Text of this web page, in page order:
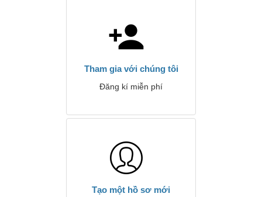
Tham gia với chúng tôi
Đăng kí miễn phí
Tạo một hồ sơ mới